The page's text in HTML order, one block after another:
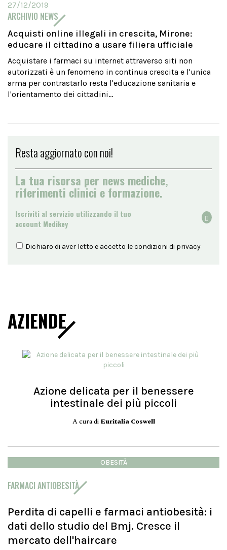
27/12/2019
ARCHIVIO NEWS
Acquisti online illegali in crescita, Mirone:
educare il cittadino a usare filiera ufficiale
Acquistare i farmaci su internet attraverso siti non
autorizzati è un fenomeno in continua crescita e l'unica
arma per contrastarlo resta l'educazione sanitaria e
l'orientamento dei cittadini...
Resta aggiornato con noi!
La tua risorsa per news mediche,
riferimenti clinici e formazione.
Iscriviti al servizio utilizzando il tuo
account Medikey
Dichiaro di aver letto e accetto le condizioni di privacy
AZIENDE
Azione delicata per il benessere
intestinale dei più piccoli
A cura di Euritalia Coswell
OBESITÀ
FARMACI ANTIOBESITÀ
Perdita di capelli e farmaci antiobesità: i
dati dello studio del Bmj. Cresce il
mercato dell'haircare